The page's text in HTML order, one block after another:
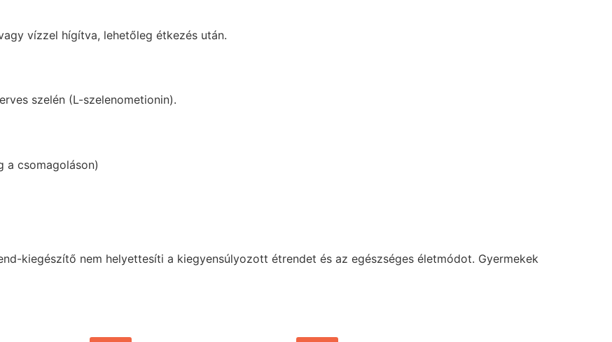
vízzel hígítva, lehetőleg étkezés után.
szelén (L-szelenometionin).
a csomagoláson)
kiegészítő nem helyettesíti a kiegyensúlyozott étrendet és az egészséges életmódot. Gyermekek